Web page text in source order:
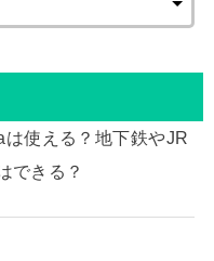
使える？地下鉄やJR
できる？